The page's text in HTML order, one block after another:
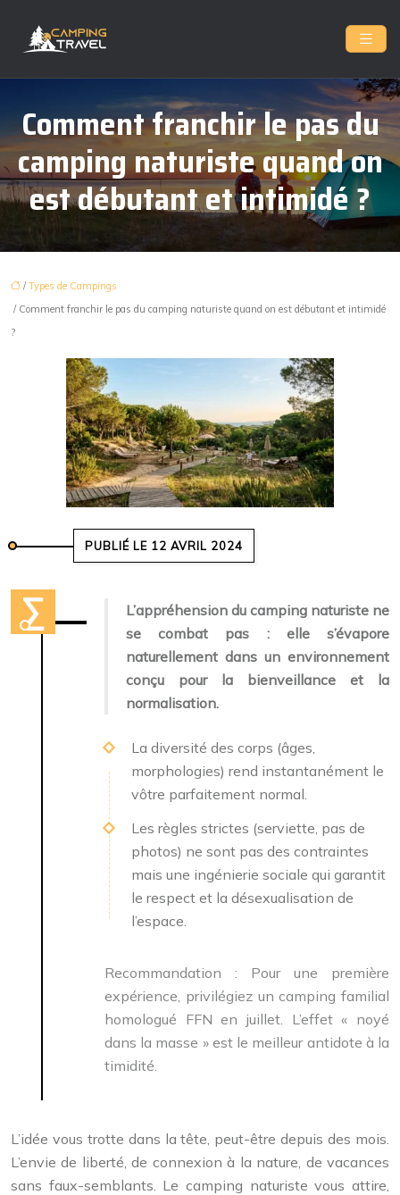
Comment franchir le pas du
camping naturiste quand on
est débutant et intimidé ?
/Types de Campings
/ Comment franchir le pas du camping naturiste quand on est débutant et intimidé
?
PUBLIÉ LE 12 AVRIL 2024
L’appréhension du camping naturiste ne
se combat pas : elle s’évapore
naturellement dans un environnement
conçu pour la bienveillance et la
normalisation.
La diversité des corps (âges,
morphologies) rend instantanément le
vôtre parfaitement normal.
Les règles strictes (serviette, pas de
photos) ne sont pas des contraintes
mais une ingénierie sociale qui garantit
le respect et la désexualisation de
l’espace.
Recommandation : Pour une première
expérience, privilégiez un camping familial
homologué FFN en juillet. L’effet « noyé
dans la masse » est le meilleur antidote à la
timidité.
L’idée vous trotte dans la tête, peut-être depuis des mois.
L’envie de liberté, de connexion à la nature, de vacances
sans faux-semblants. Le camping naturiste vous attire,